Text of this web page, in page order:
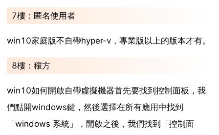
7樓：匿名使用者
win10家庭版不自帶hyper-v，專業版以上的版本才有。
8樓：穰方
win10如何開啟自帶虛擬機器首先要找到控制面板，我
們點開windows鍵，然後選擇在所有應用中找到
「windows 系統」，開啟之後，我們找到「控制面